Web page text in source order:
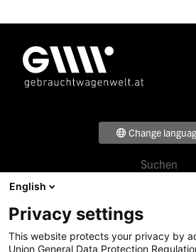
Change
Footer
1
Suchen
Über uns
Footer
Standorte
News & Events
English
Privacy settings
This website protects your privacy by
Union General Data Protection